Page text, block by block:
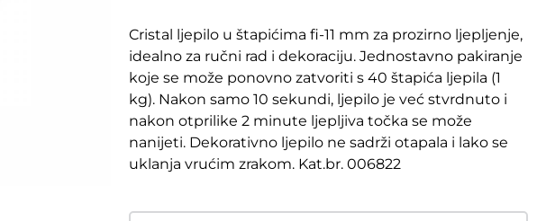
Cristal ljepilo u štapićima fi-11 mm za prozirno ljepljenje,
idealno za ručni rad i dekoraciju. Jednostavno pakiranje
koje se može ponovno zatvoriti s 40 štapića ljepila (1
kg). Nakon samo 10 sekundi, ljepilo je već stvrdnuto i
nakon otprilike 2 minute ljepljiva točka se može
nanijeti. Dekorativno ljepilo ne sadrži otapala i lako se
uklanja vrućim zrakom. Kat.br. 006822